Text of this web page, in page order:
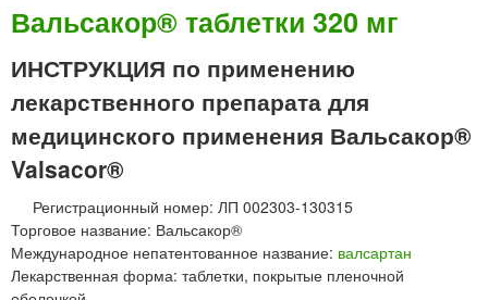
т
и
л
с
а
о
р
H
8
0
т
Вальсакор® таблетки 320 мг
ИНСТРУКЦИЯ по применению
лекарственного препарата для
медицинского применения Вальсакор®
Valsacor®
Регистрационный номер: ЛП 002303-130315
Торговое название: Вальсакор®
Международное непатентованное название: валсартан
Лекарственная форма: таблетки, покрытые пленочной